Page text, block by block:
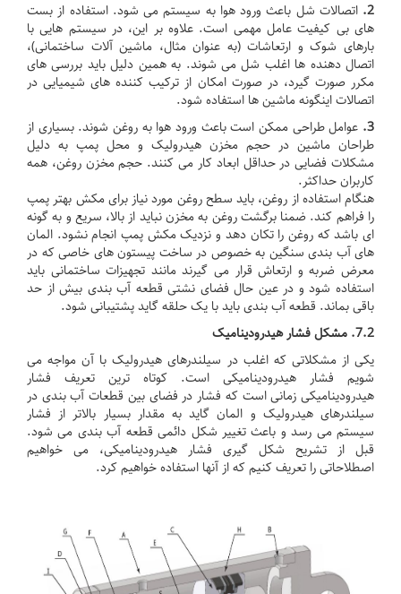
2. اتصالات شل باعث ورود هوا به سیستم می شود.استفاده از بست
های بی کیفیت عامل مهمی است. علاوه بر این، در سیستم هایی با
بارهای شوک و ارتعاشات (به عنوان مثال، ماشین آلات ساختمانی)،
اتصال دهنده ها اغلب شل می شوند. به همین دلیل باید بررسی های
مکرر صورت گیرد، در صورت امکان از ترکیب کننده های شیمیایی در
اتصالات اینگونه ماشین ها استفاده شود.
3. عوامل طراحی ممکن است باعث ورود هوا به روغن شوند.بسیاری از
طراحان ماشین در حجم مخزن هیدرولیک و محل پمپ به دلیل
مشکلات فضایی در حداقل ابعاد کار می کنند. حجم مخزن روغن، همه
کاربران حداکثر.
هنگام استفاده از روغن، باید سطح روغن مورد نیاز برای مکش بهتر پمپ
را فراهم کند. ضمنا برگشت روغن به مخزن نباید از بالا، سریع و به گونه
ای باشد که روغن را تکان دهد و نزدیک مکش پمپ انجام نشود. المان
های آب بندی سنگین به خصوص در ساخت پیستون های خاصی که در
معرض ضربه و ارتعاش قرار می گیرند مانند تجهیزات ساختمانی باید
استفاده شود و در عین حال فضای نشتی قطعه آب بندی بیش از حد
باقی بماند. قطعه آب بندی باید با یک حلقه گاید پشتیبانی شود.
7.2. مشکل فشار هیدرودینامیک
یکی از مشکلاتی که اغلب در سیلندرهای هیدرولیک با آن مواجه می
شویم فشار هیدرودینامیکی است. کوتاه ترین تعریف فشار
هیدرودینامیکی زمانی است که فشار در فضای بین قطعات آب بندی در
سیلندرهای هیدرولیک و المان گاید به مقدار بسیار بالاتر از فشار
سیستم می رسد و باعث تغییر شکل دائمی قطعه آب بندی می شود.
قبل از تشریح شکل گیری فشار هیدرودینامیکی، می خواهیم
اصطلاحاتی را تعریف کنیم که از آنها استفاده خواهیم کرد.